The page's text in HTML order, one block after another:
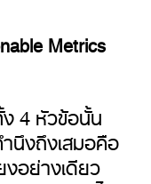
Metrics
4 หัวข้อนั้น
นึงถึงเสมอคือ
อย่างเดียว